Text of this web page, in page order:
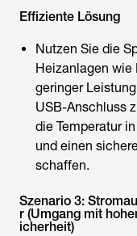
Effiziente Lösung
Nutzen Sie die
Heizanlagen
geringer
USB-Anschluss
die Temperatur
und einen
schaffen.
Szenario 3:
r (Umgang mit
icherheit)